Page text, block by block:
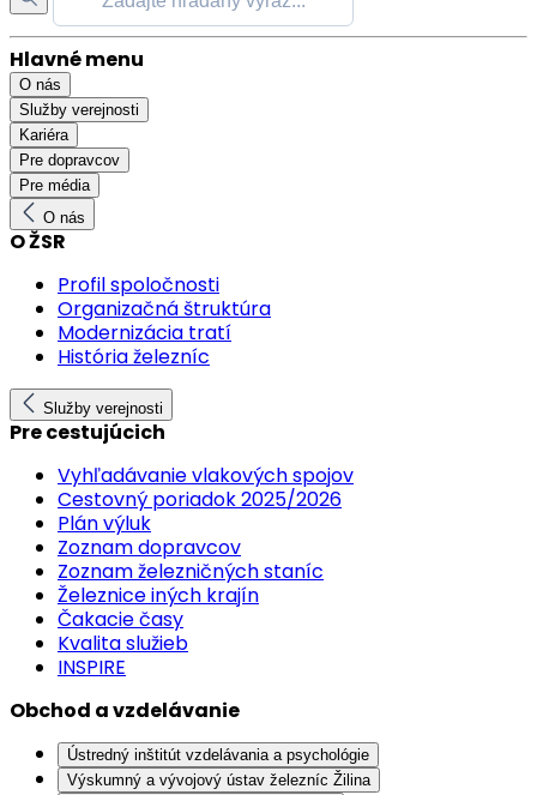
Hlavné menu
O nás
Služby verejnosti
Kariéra
Pre dopravcov
Pre média
O nás
O ŽSR
Profil spoločnosti
Organizačná štruktúra
Modernizácia tratí
História železníc
Služby verejnosti
Pre cestujúcich
Vyhľadávanie vlakových spojov
Cestovný poriadok 2025/2026
Plán výluk
Zoznam dopravcov
Zoznam železničných staníc
Železnice iných krajín
Čakacie časy
Kvalita služieb
INSPIRE
Obchod a vzdelávanie
Ústredný inštitút vzdelávania a psychológie
Výskumný a vývojový ústav železníc Žilina